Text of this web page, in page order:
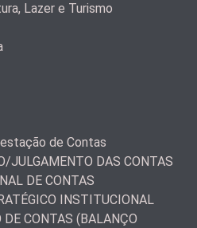
Lazer e Turismo
de Contas
JULGAMENTO DAS CONTAS
DE CONTAS
INSTITUCIONAL
DE CONTAS (BALANÇO